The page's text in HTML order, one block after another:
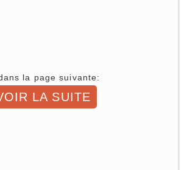
la page suivante:
LA SUITE